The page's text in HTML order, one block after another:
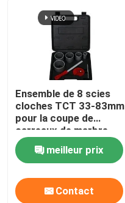
Ensemble de 8 scies
cloches TCT 33-83mm
pour la coupe de
carreaux de marbre
meilleur prix
Contact